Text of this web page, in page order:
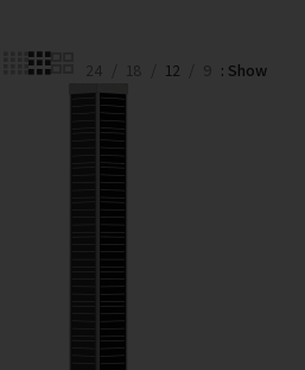
Show
9
12
18
24